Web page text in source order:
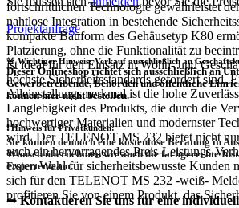
fortschrittlichen Technologie gewährleistet
nahtlose Integration in bestehende
kompakte Bauform des Gehäusetyp K80
Platzierung, ohne die Funktionalität zu
ist ideal für den Einsatz in Wohn- und
höchste Sicherheitsstandards gefordert sind.
Alleinstellungsmerkmal ist die hohe
Langlebigkeit des Produkts, die durch die
hochwertiger Materialien und modernster
wird. Der TELENOT MS 232 bietet nicht
auch ein hervorragendes Preis-Leistungs-
ersten Wahl für sicherheitsbewusste Kunden
sich für den TELENOT MS 232 -weiß-
profitieren Sie von einem Produkt, das
Projektanfrage
🚨 Wichtiger Hinweis: Verkauf ausschließlich an
Dieser Onlineshop richtet sichausschließlichan
Gewerbetreibende, Behörden und öffentliche
können hier nicht bestellen.
❗Hinweis für Privatkunden:
Sie können dennoch eine kostenlose Beratungin
Wunsch übernehmen wir auch diefachgerechte
Expertenteam.
➡Kontaktieren Sie uns für eine